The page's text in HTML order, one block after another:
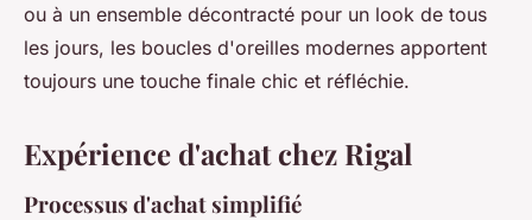
ou à un ensemble décontracté pour un look de tous
les jours, les boucles d'oreilles modernes apportent
toujours une touche finale chic et réfléchie.
Expérience d'achat chez Rigal
Processus d'achat simplifié